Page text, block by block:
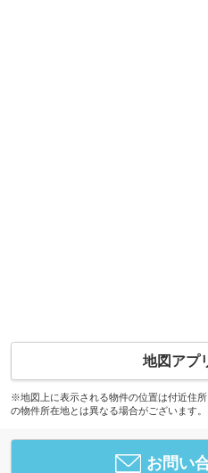
地図アプ
※地図上に表示される物件の位置は付近住
の物件所在地とは異なる場合がございます。
お問い